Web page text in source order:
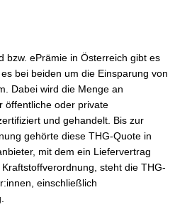
bzw. ePrämie in Österreich gibt es
bei beiden um die Einsparung von
Dabei wird die Menge an
öffentliche oder private
und gehandelt. Bis zur
gehörte diese THG-Quote in
mit dem ein Liefervertrag
steht die THG-
einschließlich